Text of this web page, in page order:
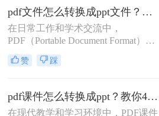
PDF文件转换为PPT格式以便于编辑
和演示。那么pdf转ppt怎么转换免费
呢？本文将介绍几种免费的PDF转
PPT转换方法，帮助您轻松实现这一
需求。
pdf文件怎么转换成ppt文件？这3种操作非常好用！
在日常工作和学术交流中，
PDF（Portable Document Format）文
件因其良好的跨平台兼容性和内容稳
定性而广受欢迎。然而，当需要将
为PPT（PowerPoint）文件就变得尤为
重要。PPT文件以其丰富的视觉效果
赞 踩
pdf课件怎么转换成ppt？教你4种方法轻松完成转换！
在现代教学和学习环境中，PDF课件